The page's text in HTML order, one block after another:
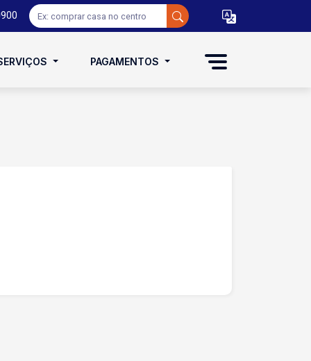
PAGAMENTOS